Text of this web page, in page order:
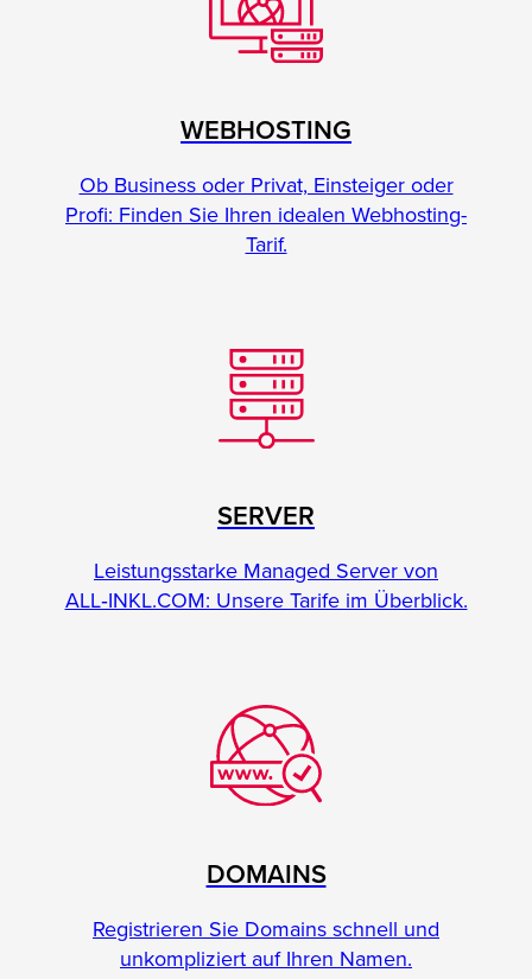
WEBHOSTING
Ob Business oder Privat, Einsteiger oder
Profi: Finden Sie Ihren idealen Webhosting-
Tarif.
SERVER
Leistungsstarke Managed Server von
ALL‑INKL.COM: Unsere Tarife im Überblick.
DOMAINS
Registrieren Sie Domains schnell und
unkompliziert auf Ihren Namen.